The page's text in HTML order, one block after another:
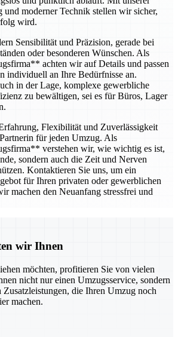
und moderner Technik stellen wir sicher,
wird.
Sensibilität und Präzision, gerade bei
oder besonderen Wünschen. Als
achten wir auf Details und passen
individuell an Ihre Bedürfnisse an.
in der Lage, komplexe gewerbliche
zu bewältigen, sei es für Büros, Lager
Flexibilität und Zuverlässigkeit
für jeden Umzug. Als
verstehen wir, wie wichtig es ist,
sondern auch die Zeit und Nerven
Kontaktieren Sie uns, um ein
für Ihren privaten oder gewerblichen
machen den Neuanfang stressfrei und
wir Ihnen
möchten, profitieren Sie von vielen
nicht nur einen Umzugsservice, sondern
die Ihren Umzug noch
machen.